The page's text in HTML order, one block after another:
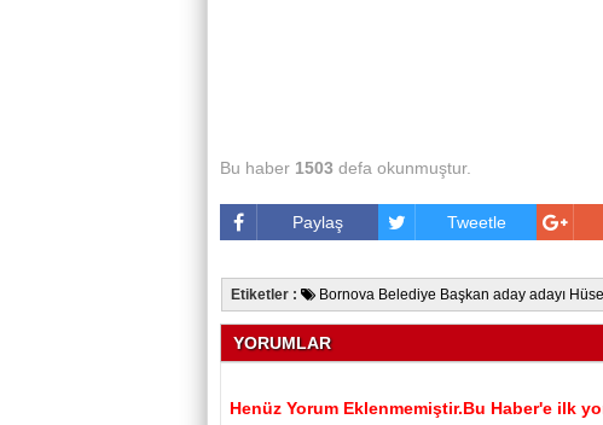
Bu haber 1503 defa okunmuştur.
Paylaş Tweetle
Etiketler : Bornova Belediye Başkan aday adayı
YORUMLAR
Henüz Yorum Eklenmemiştir.Bu Haber'e ilk